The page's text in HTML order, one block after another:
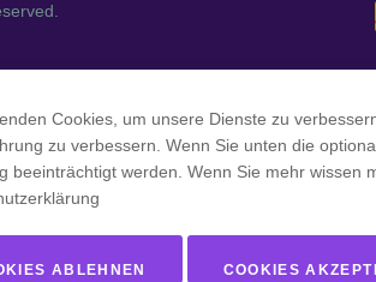
Cookies, um unsere Dienste zu
zu verbessern. Wenn Sie unten die
beeinträchtigt werden. Wenn Sie mehr wissen
ABLEHNEN COOKIES